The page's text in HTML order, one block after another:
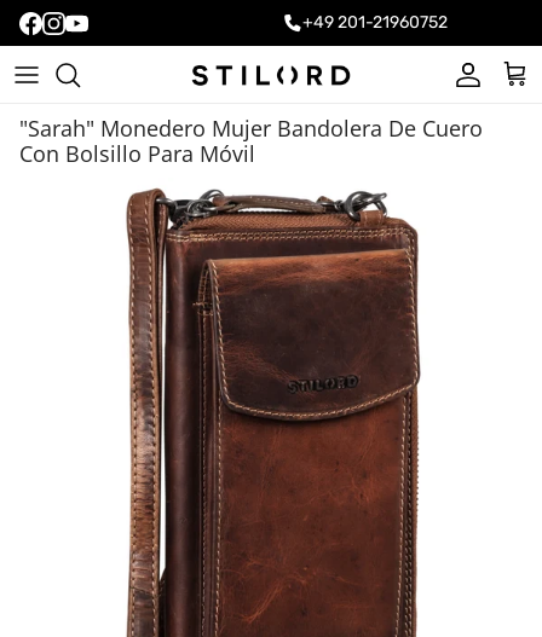
+49 201-21960752
Cuenta
"Sarah" Monedero Mujer Bandolera De Cuero
Con Bolsillo Para Móvil